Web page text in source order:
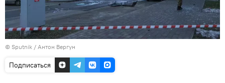
© Sputnik / Антон Вергун
Подписаться